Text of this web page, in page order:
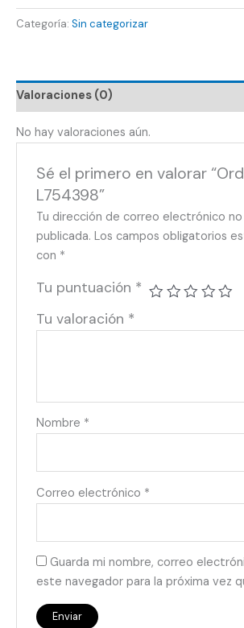
Categoría: Sin categorizar
Valoraciones (0)
No hay valoraciones aún.
Sé el primero en valorar
L754398”
Tu dirección de correo electrónico no
publicada. Los campos obligatorios
con *
Tu puntuación *
Tu valoración *
Nombre *
Correo electrónico *
Guarda mi nombre, correo
este navegador para la próxima vez